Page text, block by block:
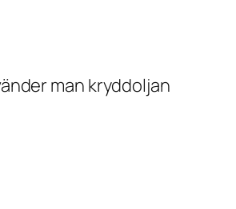
man kryddoljan